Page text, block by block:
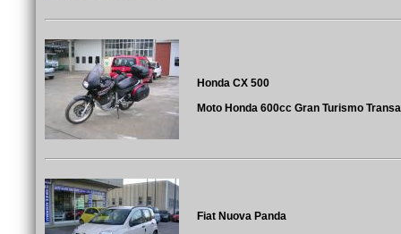
Honda CX 500
Moto Honda 600cc Gran Turismo
Fiat Nuova Panda